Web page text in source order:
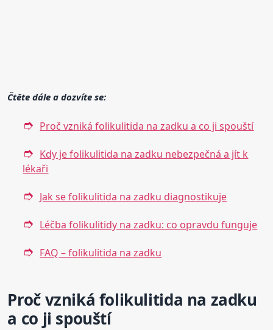
Čtěte dále a dozvíte se:
Proč vzniká folikulitida na zadku a co ji spouští
Kdy je folikulitida na zadku nebezpečná a jít k
lékaři
Jak se folikulitida na zadku diagnostikuje
Léčba folikulitidy na zadku: co opravdu funguje
FAQ – folikulitida na zadku
Proč vzniká folikulitida na zadku
a co ji spouští